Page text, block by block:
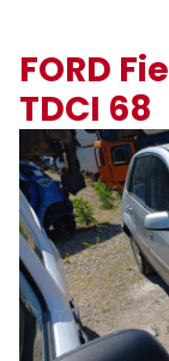
FORD
TDCI 68